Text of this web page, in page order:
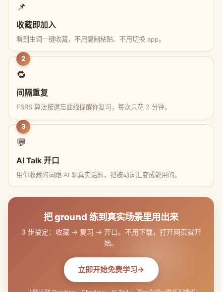
📌
收藏即加入
看到生词一键收藏，不用复制粘贴、不用切换 app。
2
🔁
间隔重复
FSRS 算法按遗忘曲线提醒你复习，每次只花 2 分钟。
3
💬
AI Talk 开口
用你收藏的词跟 AI 聊真实话题，把被动词汇变成能用的。
把 ground 练到真实场景里用出来
3 步搞定：收藏 → 复习 → 开口。不用下载，打开网页就开
始。
立即开始免费学习